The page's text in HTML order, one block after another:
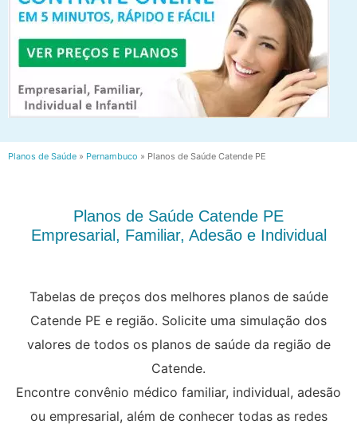
Planos de Saúde » Pernambuco » Planos de Saúde Catende PE
Planos de Saúde Catende PE
Empresarial, Familiar, Adesão e Individual
Tabelas de preços dos melhores planos de saúde
Catende PE e região. Solicite uma simulação dos
valores de todos os planos de saúde da região de
Catende.
Encontre convênio médico familiar, individual, adesão
ou empresarial, além de conhecer todas as redes